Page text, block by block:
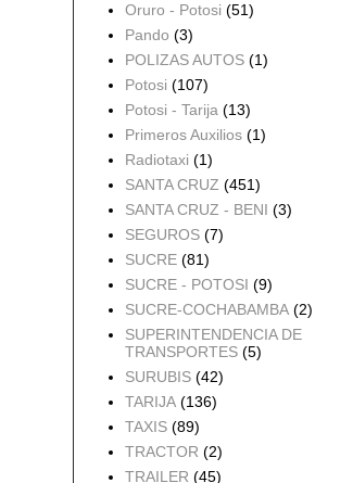
Oruro - Potosi (51)
Pando (3)
POLIZAS AUTOS (1)
Potosi (107)
Potosi - Tarija (13)
Primeros Auxilios (1)
Radiotaxi (1)
SANTA CRUZ (451)
SANTA CRUZ - BENI (3)
SEGUROS (7)
SUCRE (81)
SUCRE - POTOSI (9)
SUCRE-COCHABAMBA (2)
SUPERINTENDENCIA DE
TRANSPORTES (5)
SURUBIS (42)
TARIJA (136)
TAXIS (89)
TRACTOR (2)
TRAILER (45)